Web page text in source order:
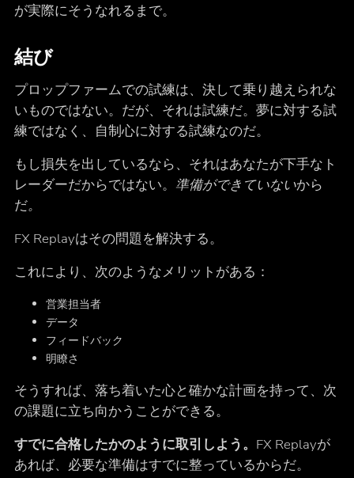
が実際にそうなれるまで。
結び
プロップファームでの試練は、決して乗り越えられな
いものではない。だが、それは試練だ。夢に対する試
練ではなく、自制心に対する試練なのだ。
もし損失を出しているなら、それはあなたが下手なト
レーダーだからではない。 準備ができていないから
だ。
FX Replayはその問題を解決する。
これにより、次のようなメリットがある：
営業担当者
データ
フィードバック
明瞭さ
そうすれば、落ち着いた心と確かな計画を持って、次
の課題に立ち向かうことができる。
すでに合格したかのように取引しよう。 FX Replayが
あれば、必要な準備はすでに整っているからだ。